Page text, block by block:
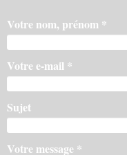
Votre nom, prénom *
Votre e-mail *
Sujet
Votre message *